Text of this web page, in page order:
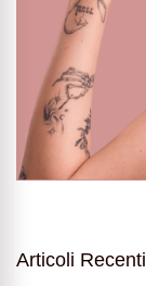
Articoli Recenti